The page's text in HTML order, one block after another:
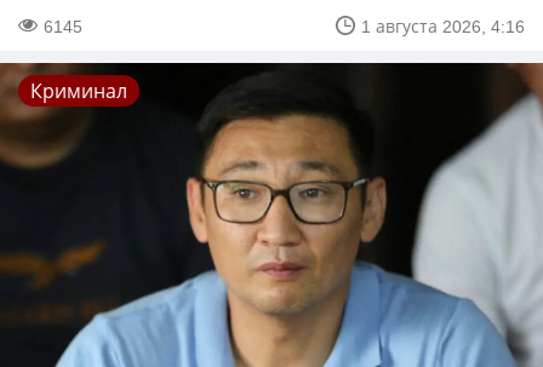
6145 1 августа 2026, 4:16
Криминал